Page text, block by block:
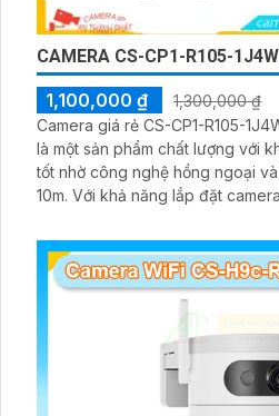
CAMERA CS-CP1-R105-
1,100,000 ₫
1,300,000 ₫
Camera giá rẻ CS-CP1-R105-
là một sản phẩm chất lượng với
tốt nhờ công nghệ hồng ngoại
10m. Với khả năng lắp đặt camera ở những vị trí không
ảnh IP Wifi giúp xử lý hình ảnh